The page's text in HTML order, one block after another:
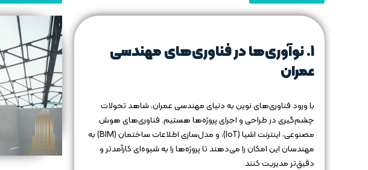
۱. نوآوری‌ها در فناوری‌های مهندسی
عمران
با ورود فناوری‌های نوین به دنیای مهندسی عمران، شاهد تحولات
چشم‌گیری در طراحی و اجرای پروژه‌ها هستیم. فناوری‌های هوش
مصنوعی، اینترنت اشیا (IoT)، و مدل‌سازی اطلاعات ساختمان (BIM) به
مهندسان این امکان را می‌دهند تا پروژه‌ها را به شیوه‌ای کارآمدتر و
دقیق‌تر مدیریت کنند.